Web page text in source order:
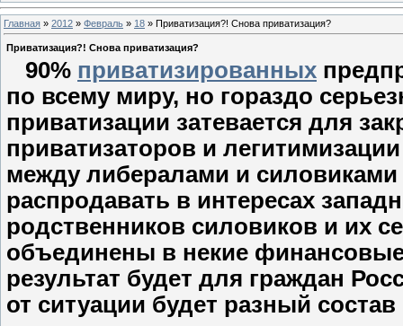
Главная » 2012 » Февраль » 18 » Приватизация?! Снова приватизация?
Приватизация?! Снова приватизация?
90% приватизированных
по всему миру, но гораздо
приватизации затевается для
приватизаторов и
между либералами и силовиками
распродавать в интересах
родственников силовиков и их
объединены в некие
результат будет для граждан
от ситуации будет разный